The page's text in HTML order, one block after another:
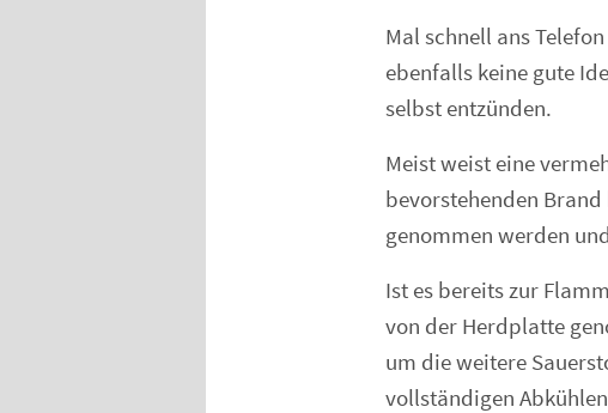
Mal schnell ans
ebenfalls keine gute
selbst entzünden.
Meist weist eine
bevorstehenden
genommen werden
Ist es bereits zur
von der Herdplatte
um die weitere
vollständigen